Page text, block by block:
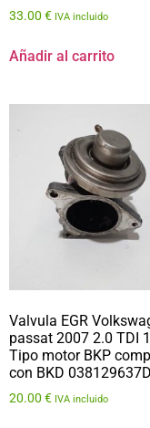
33.00 € IVA incluido
Añadir al carrito
Valvula EGR
passat 2007 2.0 TDI
Tipo motor BKP
con BKD 038129637D
20.00 € IVA incluido